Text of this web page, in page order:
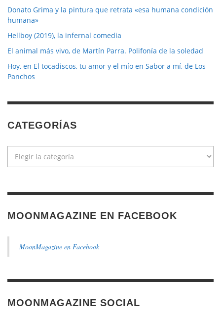
Donato Grima y la pintura que retrata «esa humana condición
humana»
Hellboy (2019), la infernal comedia
El animal más vivo, de Martín Parra. Polifonía de la soledad
Hoy, en El tocadiscos, tu amor y el mío en Sabor a mí, de Los
Panchos
CATEGORÍAS
MOONMAGAZINE EN FACEBOOK
MoonMagazine en Facebook
MOONMAGAZINE SOCIAL